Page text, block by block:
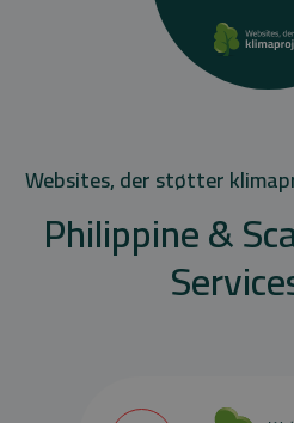
Websites, der støtter
Philippine &